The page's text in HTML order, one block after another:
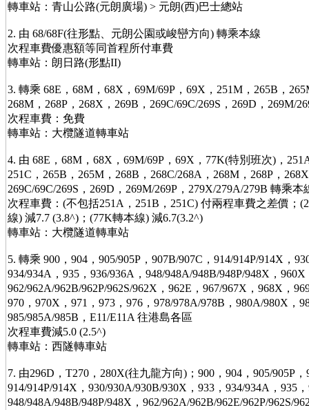
轉車站：青山公路(元朗廣場) > 元朗(西)巴士總站
2. 由 68/68F(往形點、元朗公園或峻巒方向) 轉乘本線
次程車費優惠額等同首程所付車費
轉車站：朗日路(形點II)
3. 轉乘 68E，68M，68X，69M/69P，69X，251M，265B，
268M，268P，268X，269B，269C/69C/269S，269D，269M/
次程車費：免費
轉車站：大欖隧道轉車站
4. 由 68E，68M，68X，69M/69P，69X，77K(特別班次)，
251C，265B，265M ，268B，268C/268A，268M，268P，
269C/69C/269S，269D，269M/269P，279X/279A/279B 轉乘本
次程車費：(不包括251A，251B，251C) 付兩程車費之差價；
線) 減7.7 (3.8^)；(77K轉本線) 減6.7(3.2^)
轉車站：大欖隧道轉車站
5. 轉乘 900，904，905/905P，907B/907C，914/914P/914X，
934/934A，935，936/936A，948/948A/948B/948P/948X，960X
962/962A/962B/962P/962S/962X，962E，967/967X，968X，
970，970X，971，973，976，978/978A/978B，980A/980X，
985/985A/985B，E11/E11A 往港島各區
次程車費減5.0 (2.5^)
轉車站：西隧轉車站
7. 由296D，T270，280X(往九龍方向)；900，904，905/905P，
914/914P/914X，930/930A/930B/930X，933，934/934A，935
948/948A/948B/948P/948X，962/962A/962B/962E/962P/962S/